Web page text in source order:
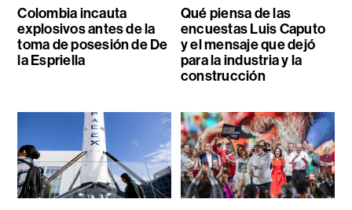
Colombia incauta
explosivos antes de la
toma de posesión de De
la Espriella
Qué piensa de las
encuestas Luis Caputo
y el mensaje que dejó
para la industria y la
construcción